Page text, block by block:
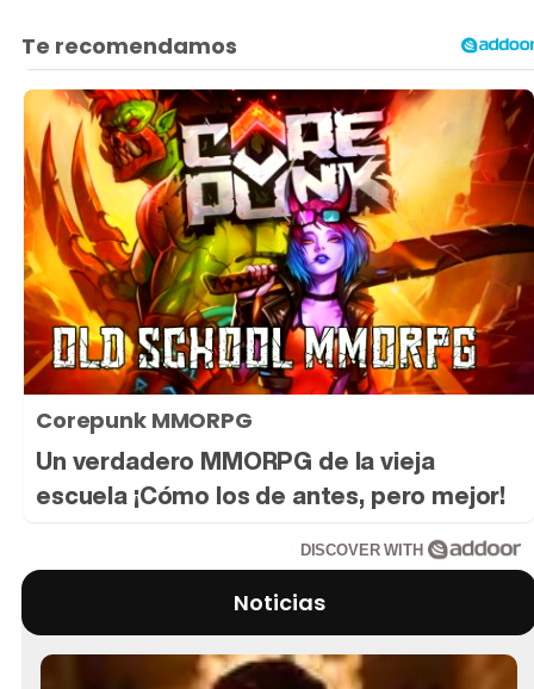
Corepunk MMORPG
Un verdadero MMORPG de la vieja
escuela ¡Cómo los de antes, pero mejor!
DISCOVER WITH
Noticias